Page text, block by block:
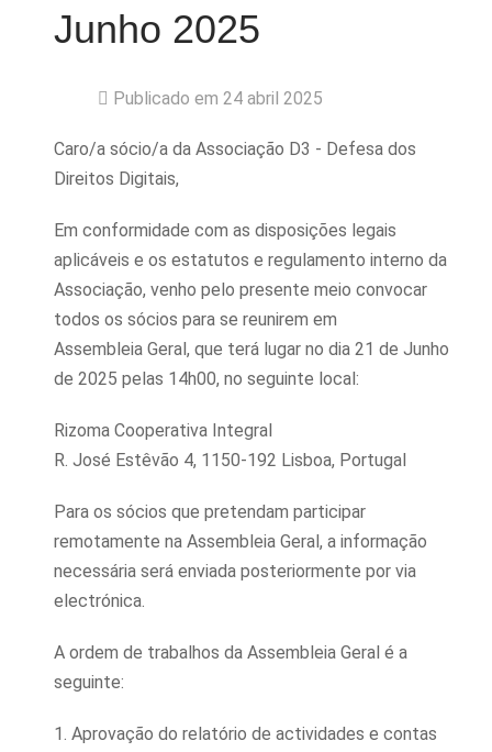
Junho 2025
Publicado em 24 abril 2025
Caro/a sócio/a da Associação D3 - Defesa dos
Direitos Digitais,
Em conformidade com as disposições legais
aplicáveis e os estatutos e regulamento interno da
Associação, venho pelo presente meio convocar
todos os sócios para se reunirem em
Assembleia Geral, que terá lugar no dia 21 de Junho
de 2025 pelas 14h00, no seguinte local:
Rizoma Cooperativa Integral
R. José Estêvão 4, 1150-192 Lisboa, Portugal
Para os sócios que pretendam participar
remotamente na Assembleia Geral, a informação
necessária será enviada posteriormente por via
electrónica.
A ordem de trabalhos da Assembleia Geral é a
seguinte:
1. Aprovação do relatório de actividades e contas